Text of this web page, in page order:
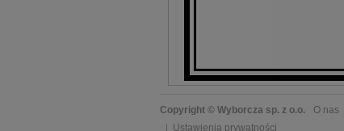
Copyright © Wyborcza sp. z o.o. O nas
Ustawienia prywatności